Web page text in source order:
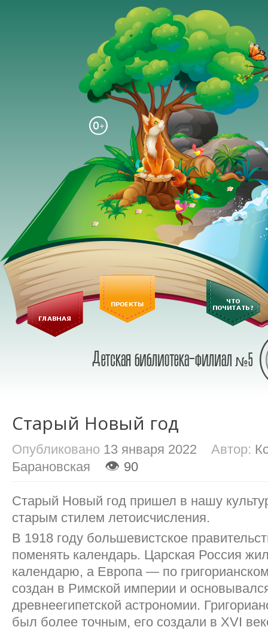
Старый Новый год
Опубликовано 13 января 2022 Автор:
Барановская
👁 90
Старый Новый год пришел в нашу
старым стилем летоисчисления.
В 1918 году большевистское
поменять календарь. Царская Россия
календарю, а Европа — по
создан в Римской империи и
древнеегипетской астрономии.
был более точным, его создали в XVI